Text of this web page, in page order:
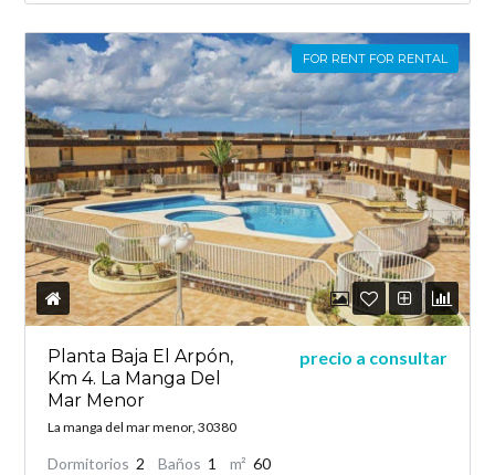
FOR RENT FOR RENTAL
Planta Baja El Arpón,
Km 4. La Manga Del
Mar Menor
La manga del mar menor, 30380
precio a consultar
Dormitorios 2 Baños 1 m² 60